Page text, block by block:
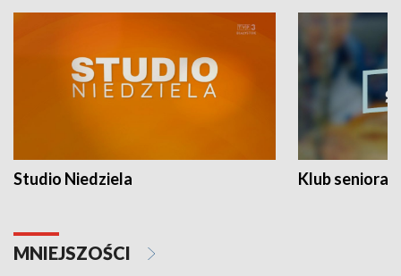
Studio Niedziela Klub seniora
MNIEJSZOŚCI